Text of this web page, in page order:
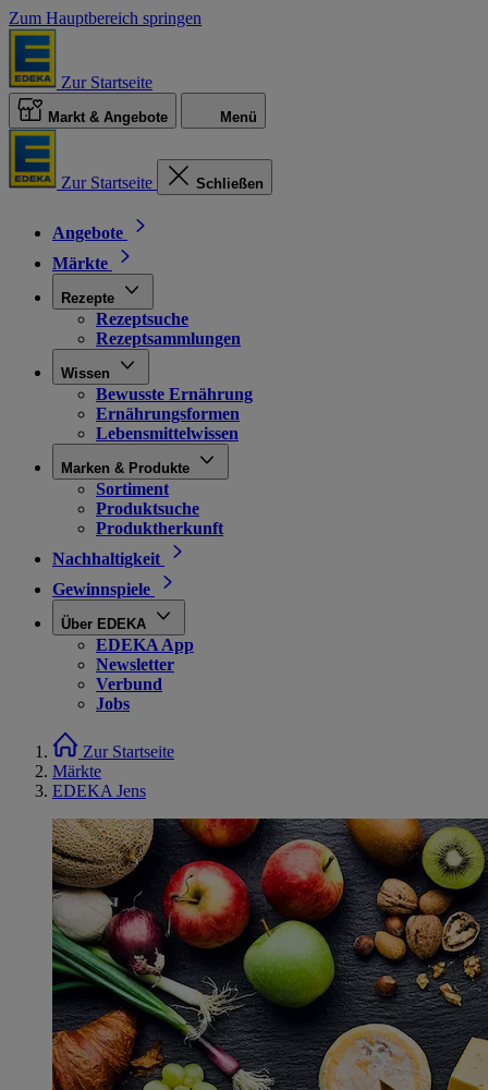
Zum Hauptbereich springen
Zur Startseite
Markt & Angebote Menü
Zur Startseite Schließen
Angebote
Märkte
Rezepte
Rezeptsuche
Rezeptsammlungen
Wissen
Bewusste Ernährung
Ernährungsformen
Lebensmittelwissen
Marken & Produkte
Sortiment
Produktsuche
Produktherkunft
Nachhaltigkeit
Gewinnspiele
Über EDEKA
EDEKA App
Newsletter
Verbund
Jobs
Zur Startseite
Märkte
EDEKA Jens